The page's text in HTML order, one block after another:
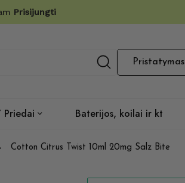
Prisijungti
Pristatymas
Priedai Baterijos, koilai ir kt
Cotton Citrus Twist 10ml 20mg Salz Bite